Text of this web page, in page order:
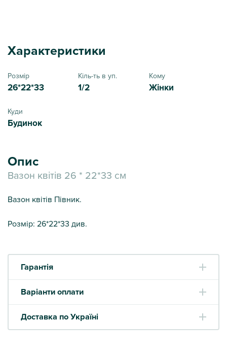
Характеристики
Розмір
26*22*33
Кіль-ть в уп.
1/2
Кому
Жінки
Куди
Будинок
Опис
Вазон квітів 26 * 22*33 см
Вазон квітів Півник.
Розмір: 26*22*33 див.
Гарантія
Варіанти оплати
Доставка по Україні